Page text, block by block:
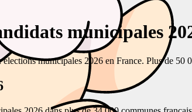
municipales
municipales 2026 en France. Plus de